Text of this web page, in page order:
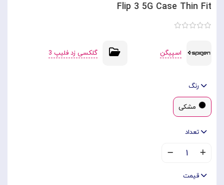
Flip 3 5G Case Thin Fit
اسپیگن گلکسی زد فلیپ 3
رنگ
مشکی
تعداد
۱
قیمت